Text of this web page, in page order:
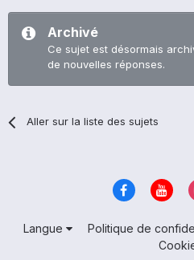
Archivé
Ce sujet est désormais
de nouvelles réponses.
Aller sur la liste des sujets
Langue Politique de